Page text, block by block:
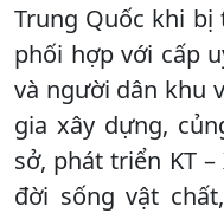
Trung Quốc khi bị
phối hợp với cấp
và người dân khu
gia xây dựng,
sở, phát triển KT
đời sống vật